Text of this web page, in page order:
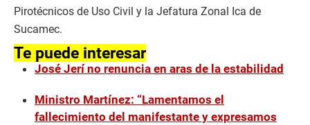
Pirotécnicos de Uso Civil y la Jefatura Zonal Ica de
Sucamec.
Te puede interesar
José Jerí no renuncia en aras de la estabilidad
Ministro Martínez: “Lamentamos el
fallecimiento del manifestante y expresamos